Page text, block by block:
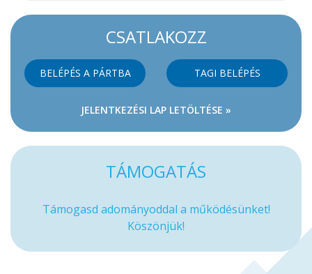
CSATLAKOZZ
BELÉPÉS A PÁRTBA TAGI BELÉPÉS
JELENTKEZÉSI LAP LETÖLTÉSE »
TÁMOGATÁS
Támogasd adományoddal a működésünket!
Köszönjük!